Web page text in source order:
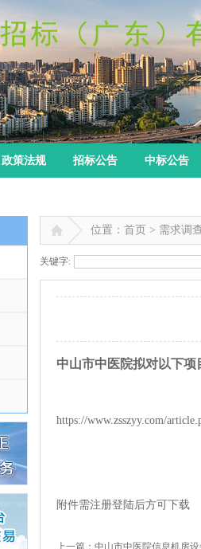
政策法规 招标公告 中标公告
位置：首页 > 需求调
关键字:
中山市中医院拟对以下
https://www.zsszyy.com/
附件需注册登陆后方可下载
上一篇： 中山市中医院信息机房